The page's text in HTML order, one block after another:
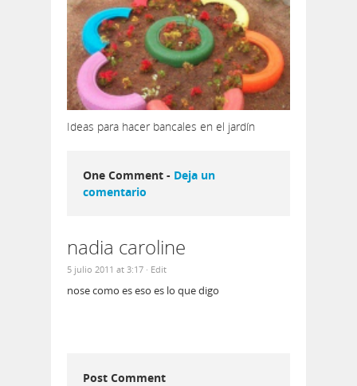
Ideas para hacer bancales en el jardín
One Comment - Deja un
comentario
nadia caroline
5 julio 2011 at 3:17 · Edit
nose como es eso es lo que digo
Post Comment